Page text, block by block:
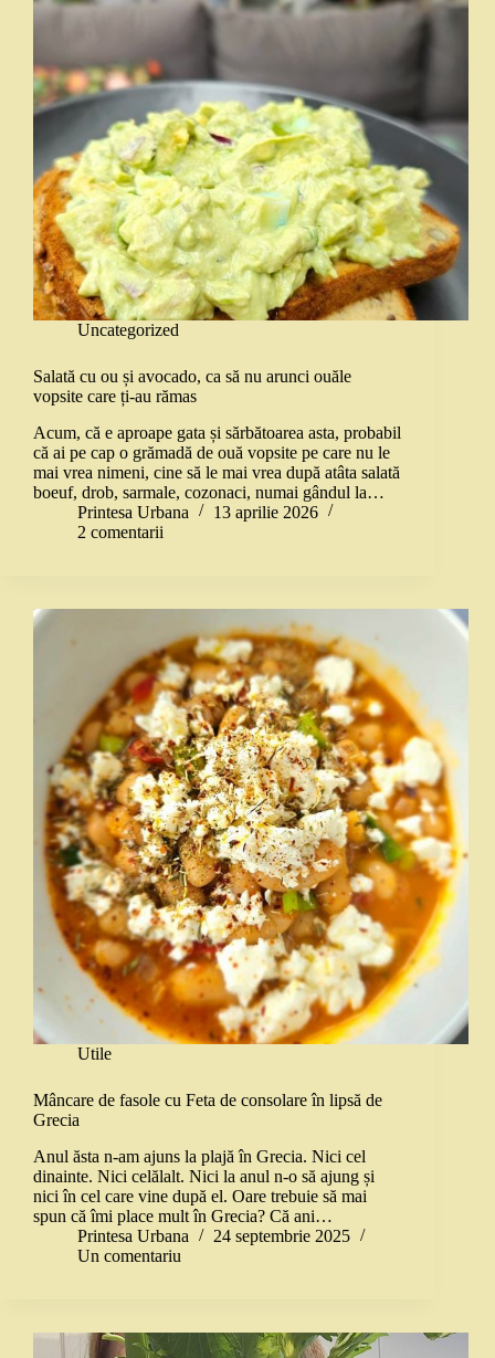
Uncategorized
Salată cu ou și avocado, ca să nu arunci ouăle
vopsite care ți-au rămas
Acum, că e aproape gata și sărbătoarea asta, probabil
că ai pe cap o grămadă de ouă vopsite pe care nu le
mai vrea nimeni, cine să le mai vrea după atâta salată
boeuf, drob, sarmale, cozonaci, numai gândul la…
Printesa Urbana
13 aprilie 2026
2 comentarii
Utile
Mâncare de fasole cu Feta de consolare în lipsă de
Grecia
Anul ăsta n-am ajuns la plajă în Grecia. Nici cel
dinainte. Nici celălalt. Nici la anul n-o să ajung și
nici în cel care vine după el. Oare trebuie să mai
spun că îmi place mult în Grecia? Că ani…
Printesa Urbana
24 septembrie 2025
Un comentariu